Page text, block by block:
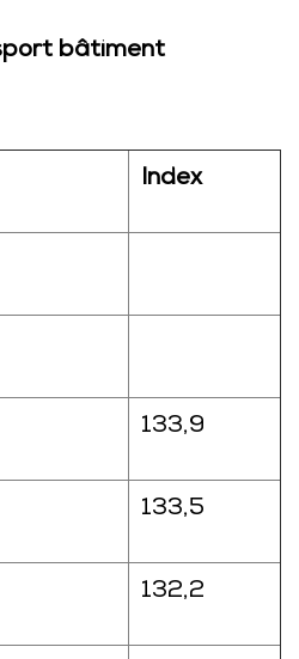
bâtiment
Index
133,9
133,5
132,2